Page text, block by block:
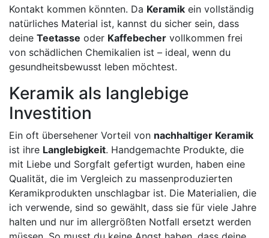
Kontakt kommen könnten. Da Keramik ein vollständig
natürliches Material ist, kannst du sicher sein, dass
deine Teetasse oder Kaffebecher vollkommen frei
von schädlichen Chemikalien ist – ideal, wenn du
gesundheitsbewusst leben möchtest.
Keramik als langlebige
Investition
Ein oft übersehener Vorteil von nachhaltiger Keramik
ist ihre Langlebigkeit. Handgemachte Produkte, die
mit Liebe und Sorgfalt gefertigt wurden, haben eine
Qualität, die im Vergleich zu massenproduzierten
Keramikprodukten unschlagbar ist. Die Materialien, die
ich verwende, sind so gewählt, dass sie für viele Jahre
halten und nur im allergrößten Notfall ersetzt werden